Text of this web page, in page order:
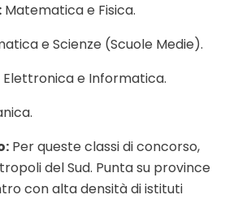
Matematica e Fisica.
e Scienze (Scuole Medie).
Elettronica e Informatica.
Per queste classi di concorso,
del Sud. Punta su province
con alta densità di istituti